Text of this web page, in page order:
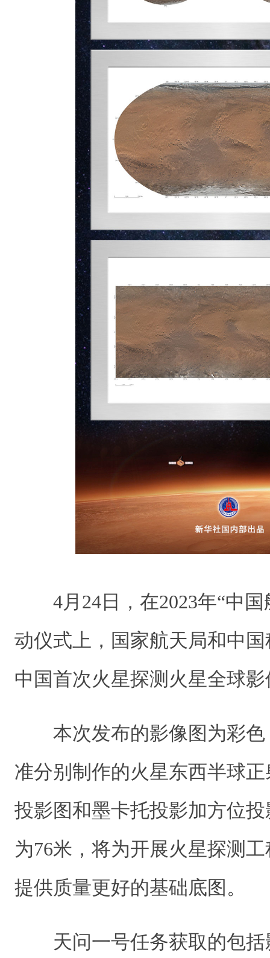
4月24日，在2023年“中
动仪式上，国家航天局和中
中国首次火星探测火星全球
本次发布的影像图为彩色
准分别制作的火星东西半球
投影图和墨卡托投影加方位
为76米，将为开展火星探测
提供质量更好的基础底图。
天问一号任务获取的包括